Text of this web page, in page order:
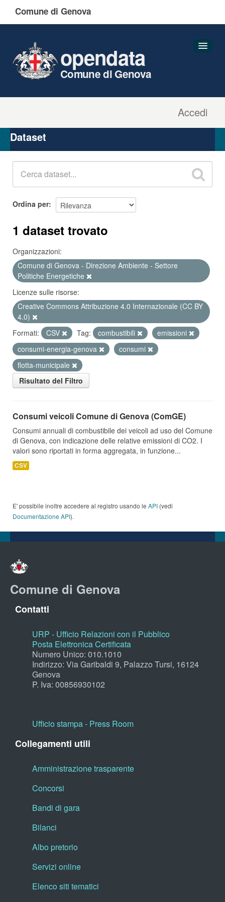
Comune di Genova
Accedi
opendata
Comune di Genova
Organizzazioni
Gruppi
Dataset
Ordina per
1 dataset trovato
Organizzazioni:
Comune di Genova - Direzione Ambiente - Settore
Politiche Energetiche
Licenze sulle risorse:
Creative Commons Attribuzione 4.0 Internazionale (CC BY
4.0)
Formati:
CSV Tag: combustibili
emissioni
consumi-energia-genova
consumi
flotta-municipale
Risultato del Filtro
Consumi veicoli Comune di Genova (ComGE)
Consumi annuali di combustibile dei veicoli ad uso del Comune
di Genova, con indicazione delle relative emissioni di CO2. I
valori sono riportati in forma aggregata, in funzione...
CSV
E' possibile inoltre accedere al registro usando le API (vedi
Documentazione API).
Comune di Genova
Contatti
URP - Ufficio Relazioni con il Pubblico
Posta Elettronica Certificata
Numero Unico: 010.1010
Indirizzo: Via Garibaldi 9, Palazzo Tursi, 16124
Genova
P. Iva: 00856930102
Ufficio stampa - Press Room
Collegamenti utili
Amministrazione trasparente
Concorsi
Bandi di gara
Bilanci
Albo pretorio
Servizi online
Elenco siti tematici